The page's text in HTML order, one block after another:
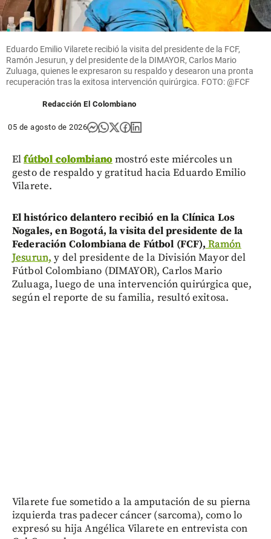
Eduardo Emilio Vilarete recibió la visita del presidente de la FCF,
Ramón Jesurun, y del presidente de la DIMAYOR, Carlos Mario
Zuluaga, quienes le expresaron su respaldo y desearon una pronta
recuperación tras la exitosa intervención quirúrgica. FOTO: @FCF
Redacción El Colombiano
05 de agosto de 2026
Elfútbol colombianomostró este miércoles un
gesto de respaldo y gratitud hacia Eduardo Emilio
Vilarete.
El histórico delantero recibió en la Clínica Los
Nogales, en Bogotá, la visita del presidente de la
Federación Colombiana de Fútbol (FCF), Ramón
Jesurun, y del presidente de la División Mayor del
Fútbol Colombiano (DIMAYOR), Carlos Mario
Zuluaga, luego de una intervención quirúrgica que,
según el reporte de su familia, resultó exitosa.
Vilarete fue sometido a la amputación de su pierna
izquierda tras padecer cáncer (sarcoma), como lo
expresó su hija Angélica Vilarete en entrevista con